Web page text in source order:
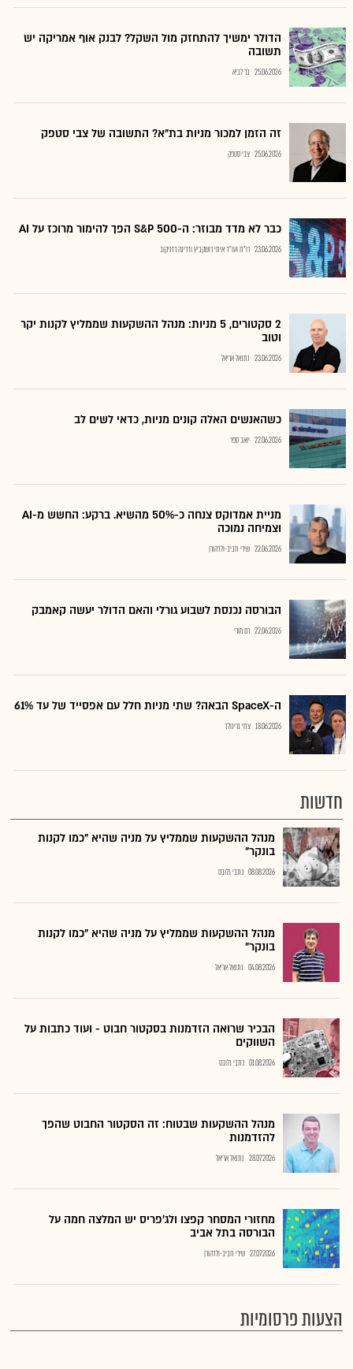
הדולר ימשיך להתחזק מול השקל? לבנק אוף אמריקה יש
תשובה
25.06.2026 בר לביא
זה הזמן למכור מניות בת"א? התשובה של צבי סטפק
25.06.2026 צבי סטפק
כבר לא מדד מבוזר: ה-S&P 500 הפך להימור מרוכז על AI
23.06.2026 רו"ח ועו"ד איתי רושקביץ ודרינה רזניקוב
2 סקטורים, 5 מניות: מנהל ההשקעות שממליץ לקנות יקר
וטוב
23.06.2026 נתנאל אריאל
כשהאנשים האלה קונים מניות, כדאי לשים לב
22.06.2026 יואב ספר
מניית אמדוקס צנחה כ-50% מהשיא. ברקע: החשש מ-AI
וצמיחה נמוכה
22.06.2026 שירי חביב-ולדהורן
הבורסה נכנסת לשבוע גורלי והאם הדולר יעשה קאמבק
22.06.2026 רם מורי
ה-SpaceX הבאה? שתי מניות חלל עם אפסייד של עד 61%
18.06.2026 צחי גרינולד
חדשות
מנהל ההשקעות שממליץ על מניה שהיא "כמו לקנות
בונקר"
08.08.2026 כתבי גלובס
מנהל ההשקעות שממליץ על מניה שהיא "כמו לקנות
בונקר"
04.08.2026 נתנאל אריאל
הבכיר שרואה הזדמנות בסקטור חבוט - ועוד כתבות על
השווקים
01.08.2026 כתבי גלובס
מנהל ההשקעות שבטוח: זה הסקטור החבוט שהפך
להזדמנות
28.07.2026 נתנאל אריאל
מחזורי המסחר קפצו ולג'פריס יש המלצה חמה על
הבורסה בתל אביב
27.07.2026 שירי חביב-ולדהורן
הצעות פרסומיות